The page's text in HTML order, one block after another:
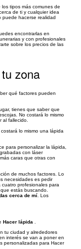
tipos más comunes de
de ti y cualquier idea
puede hacerse realidad
encontrarlas en
y con profesionales
sobre los precios de las
zona
qué factores pueden
tienes que saber que
No costará lo mismo
al fallecido.
lo mismo una lápida
para personalizar la lápida,
con láser
caras que otras con
de muchos factores. Lo
necesidades es pedir
profesionales para
estás buscando.
cerca de mí . Los
Hacer lápida
tu ciudad y alrededores
interés se van a poner en
personalizadas para Hacer